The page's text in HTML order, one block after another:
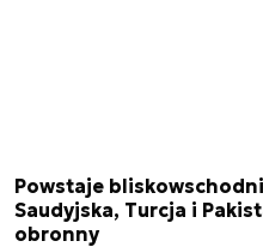
Powstaje
Saudyjska, Turcja i
obronny